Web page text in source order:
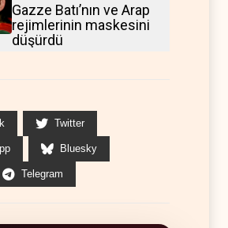
Gazze Batı’nın ve Arap
rejimlerinin maskesini
düşürdü
Twitter
Bluesky
Telegram